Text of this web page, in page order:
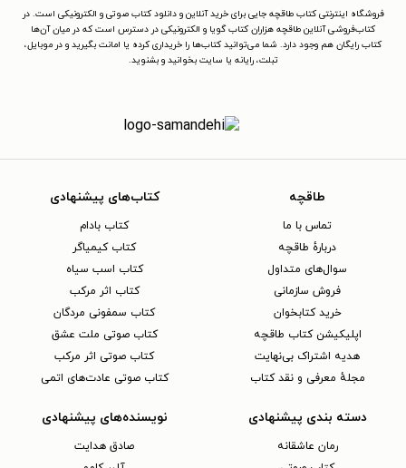
فروشگاه اینترنتی کتاب طاقچه جایی برای خرید آنلاین و دانلود کتاب صوتی و الکترونیکی است. در
کتاب‌فروشی آنلاین طاقچه هزاران کتاب گویا و الکترونیکی در دسترس است که در میان آن‌ها
کتاب رایگان هم وجود دارد. شما می‌توانید کتاب‌ها را خریداری کرده یا امانت بگیرید و در موبایل،
تبلت، رایانه یا سایت بخوانید و بشنوید.
طاقچه
تماس با ما
دربارهٔ طاقچه
سوال‌های متداول
فروش سازمانی
خرید کتابخوان
اپلیکیشن کتاب طاقچه
هدیه اشتراک بی‌نهایت
مجلهٔ معرفی و نقد کتاب
کتاب‌های پیشنهادی
کتاب بادام
کتاب کیمیاگر
کتاب اسب سیاه
کتاب اثر مرکب
کتاب سمفونی مردگان
کتاب صوتی ملت عشق
کتاب صوتی اثر مرکب
کتاب صوتی عادت‌های اتمی
دسته بندی پیشنهادی
رمان عاشقانه
نویسنده‌های پیشنهادی
صادق هدایت